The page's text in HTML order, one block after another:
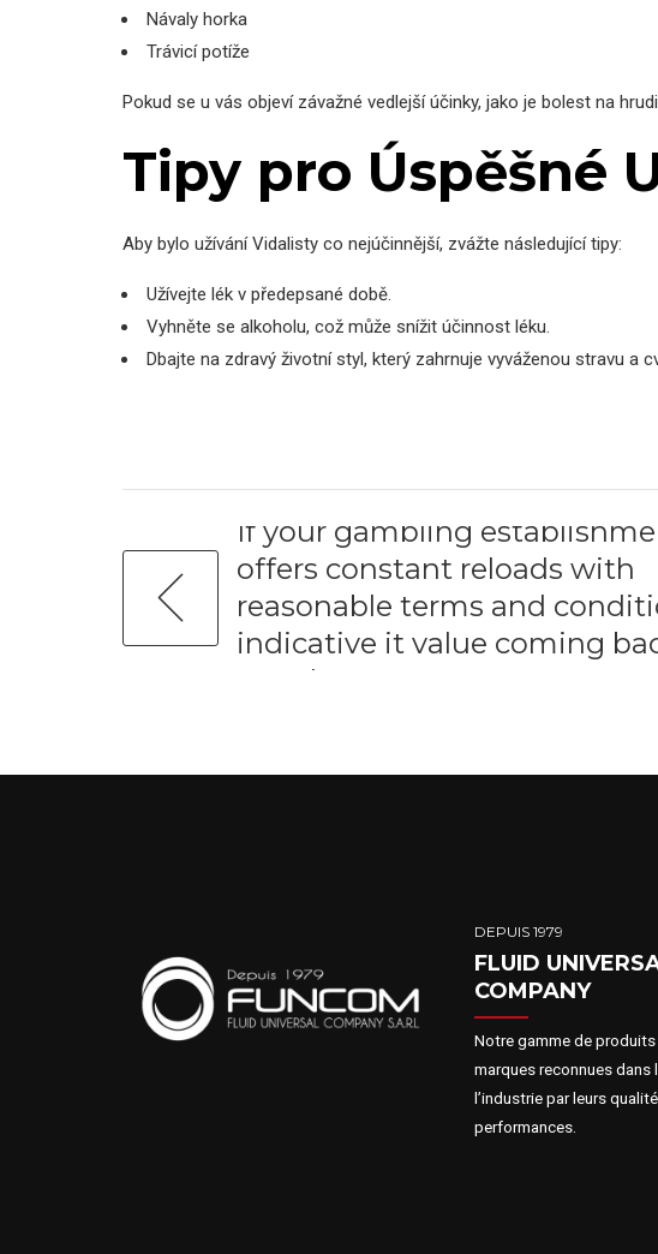
Návaly horka
Trávicí potíže
Pokud se u vás objeví závažné vedlejší účinky, jako je bolest na
Tipy pro Úspěšné
Aby bylo užívání Vidalisty co nejúčinnější, zvážte následující tipy:
Užívejte lék v předepsané době.
Vyhněte se alkoholu, což může snížit účinnost léku.
Dbajte na zdravý životní styl, který zahrnuje vyváženou stravu a
If your gambling
offers constant reloads with
reasonable terms and
indicative it value coming
people
DEPUIS 1979
FLUID
COMPANY
Notre gamme de
marques reconnues dans
l’industrie par leurs
performances.